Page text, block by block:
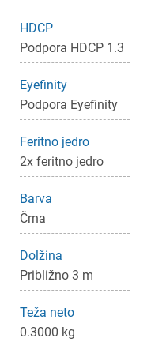
HDCP
Podpora HDCP 1.3
Eyefinity
Podpora Eyefinity
Feritno jedro
2x feritno jedro
Barva
Črna
Dolžina
Približno 3 m
Teža neto
0.3000 kg